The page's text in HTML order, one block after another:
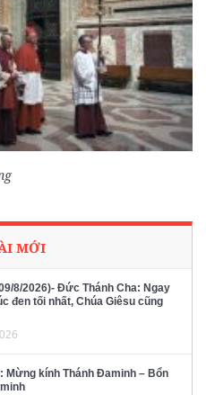
MỚI
8/2026)- Đức Thánh Cha: Ngay
đen tối nhất, Chúa Giêsu cũng
Mừng kính Thánh Đaminh – Bổn